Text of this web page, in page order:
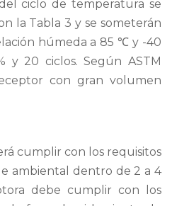
ciclo de temperatura se
la Tabla 3 y se someterán
húmeda a 85 ℃ y -40
20 ciclos. Según ASTM
con gran volumen
cumplir con los requisitos
ambiental dentro de 2 a 4
debe cumplir con los